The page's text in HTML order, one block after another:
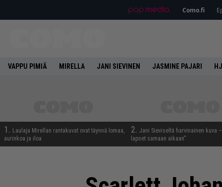
Como.fi
VAPPU PIMIÄ MIRELLA JANI SIEVINEN JASMINE PAJARI
1. Laulaja Mirellan rantakuvat ovat täynnä lomaa,
aurinkoa ja iloa
2. Jani Sieviseltä harvinainen kuva
lapset samaan aikaan”